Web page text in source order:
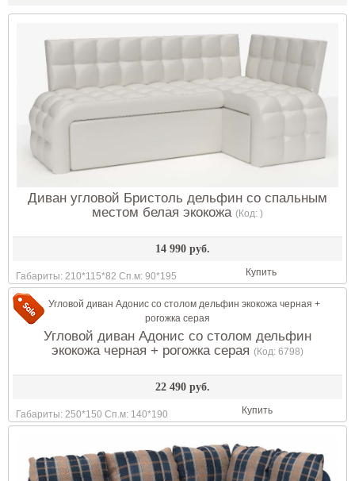
Диван угловой Бристоль дельфин со спальным
местом белая экокожа (Код: )
14 990 руб.
Габариты: 210*115*82 Сп.м: 90*195 Купить
Угловой диван Адонис со столом дельфин
экокожа черная + рогожка серая (Код: 6798)
22 490 руб.
Габариты: 250*150 Сп.м: 140*190 Купить